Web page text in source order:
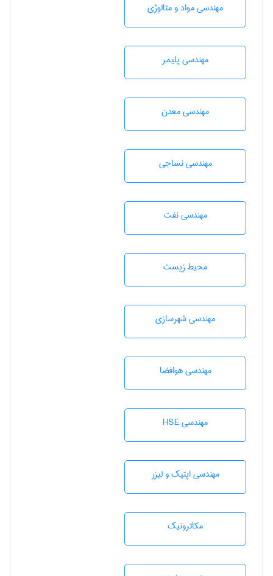
مهندسی مواد و متالوژی
مهندسی پليمر
مهندسی معدن
مهندسي نساجی
مهندسی نفت
محيط زيست
مهندسی شهرسازی
مهندسی هوافضا
مهندسی HSE
مهندسی اپتیک و لیزر
مکاترونیک